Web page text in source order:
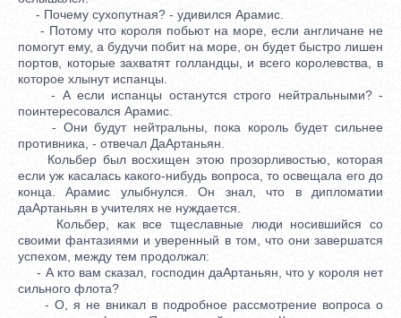
- Почему сухопутная? - удивился Арамис.
- Потому что короля побьют на море, если англичане не
помогут ему, а будучи побит на море, он будет быстро лишен
портов, которые захватят голландцы, и всего королевства, в
которое хлынут испанцы.
- А если испанцы останутся строго нейтральными? -
поинтересовался Арамис.
- Они будут нейтральны, пока король будет сильнее
противника, - отвечал ДаАртаньян.
Кольбер был восхищен этою прозорливостью, которая
если уж касалась какого-нибудь вопроса, то освещала его до
конца. Арамис улыбнулся. Он знал, что в дипломатии
даАртаньян в учителях не нуждается.
Кольбер, как все тщеславные люди носившийся со
своими фантазиями и уверенный в том, что они завершатся
успехом, между тем продолжал:
- А кто вам сказал, господин даАртаньян, что у короля нет
сильного флота?
- О, я не вникал в подробное рассмотрение вопроса о